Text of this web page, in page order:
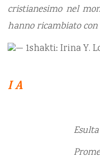
cristianesimo nel
hanno ricambiato
I A
Esulta
Pro